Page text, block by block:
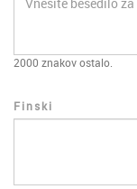
2000 znakov ostalo.
Finski